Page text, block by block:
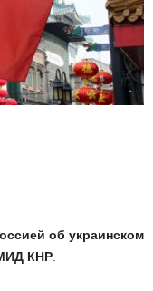
об украинском
КНР